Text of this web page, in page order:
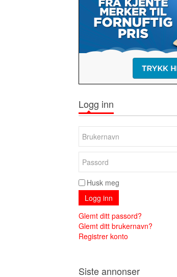
Logg inn
Husk meg
Logg inn
Glemt ditt passord?
Glemt ditt brukernavn?
Registrer konto
Siste annonser